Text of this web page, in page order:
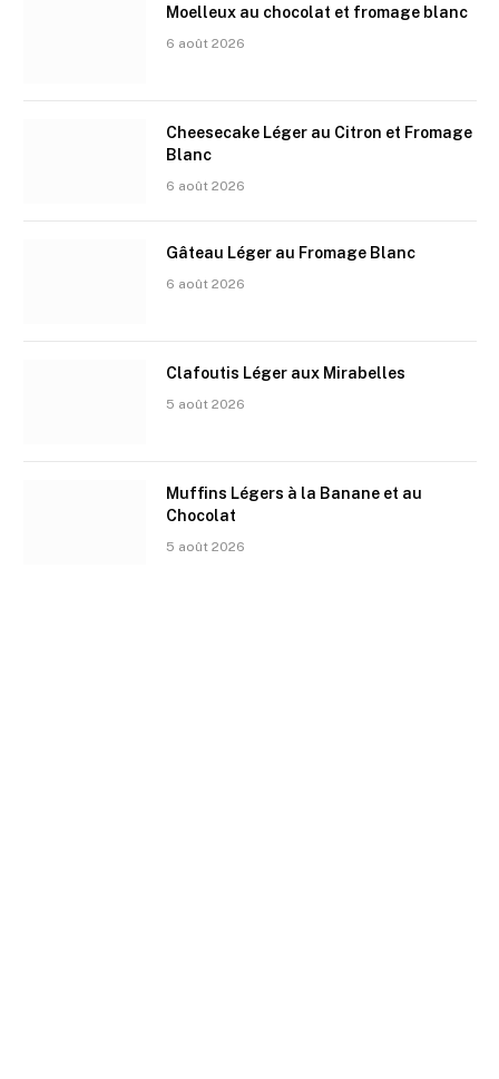
Moelleux au chocolat et fromage blanc
6 août 2026
Cheesecake Léger au Citron et Fromage
Blanc
6 août 2026
Gâteau Léger au Fromage Blanc
6 août 2026
Clafoutis Léger aux Mirabelles
5 août 2026
Muffins Légers à la Banane et au
Chocolat
5 août 2026